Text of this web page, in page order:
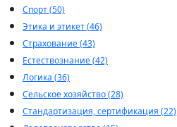
Спорт (50)
Этика и этикет (46)
Страхование (43)
Естествознание (42)
Логика (36)
Сельское хозяйство (28)
Стандартизация, сертификация (22)